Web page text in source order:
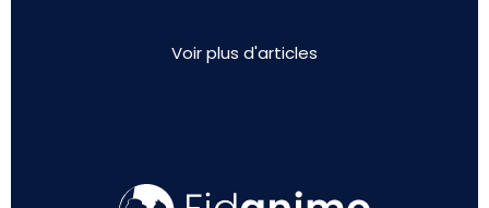
Voir plus d'articles